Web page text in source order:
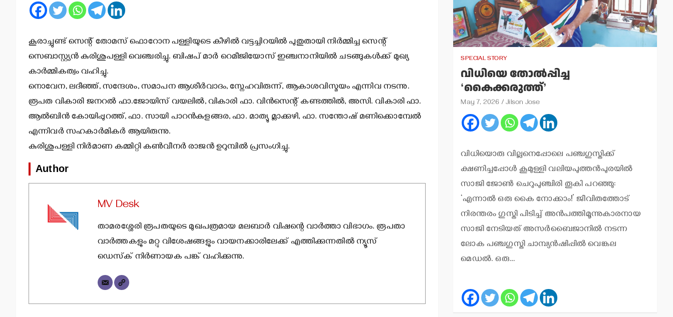
കൂരാച്ചുണ്ട് സെന്റ് തോമസ് ഫൊറോന പള്ളിയുടെ കീഴില്‍ വട്ടച്ചിറയില്‍ പുതുതായി നിര്‍മ്മിച്ച സെന്റ്
സെബാസ്റ്റ്യന്‍ കുരിശുപള്ളി വെഞ്ചരിച്ചു. ബിഷപ് മാര്‍ റെമീജിയോസ് ഇഞ്ചനാനിയില്‍ ചടങ്ങുകള്‍ക്ക് മുഖ്യ
കാര്‍മ്മികത്വം വഹിച്ചു.
നൊവേന, ലദീഞ്ഞ്, സന്ദേശം, സമാപന ആശീര്‍വാദം, സ്നേഹവിരുന്ന്, ആകാശവിസ്മയം എന്നിവ നടന്നു.
രൂപത വികാരി ജനറല്‍ ഫാ.ജോയിസ് വയലില്‍, വികാരി ഫാ. വിന്‍സെന്റ് കണ്ടത്തില്‍, അസി. വികാരി ഫാ.
ആല്‍ബിന്‍ കോയിപ്പുറത്ത്, ഫാ. സായി പാറന്‍കുളങ്ങര, ഫാ. മാത്യു മ്ലാക്കുഴി, ഫാ. സന്തോഷ് മണിക്കൊമ്പേല്‍
എന്നിവര്‍ സഹകാര്‍മികര്‍ ആയിരുന്നു.
കുരിശുപള്ളി നിര്‍മാണ കമ്മിറ്റി കണ്‍വീനര്‍ രാജന്‍ ഉറുമ്പില്‍ പ്രസംഗിച്ചു.
Author
MV Desk
താമരശ്ശേരി രൂപതയുടെ മുഖപത്രമായ മലബാര്‍ വിഷന്റെ വാര്‍ത്താ വിഭാഗം. രൂപതാ
വാര്‍ത്തകളും മറ്റു വിശേഷങ്ങളും വായനക്കാരിലേക്ക് എത്തിക്കുന്നതില്‍ ന്യൂസ്
ഡെസ്‌ക് നിര്‍ണായക പങ്ക് വഹിക്കുന്നു.
SPECIAL STORY
വിധിയെ തോല്‍പ്പിച്ച
‘കൈക്കരുത്ത്’
May 7, 2026 Jilson Jose
വിധിയൊരു വില്ലനെപ്പോലെ പഞ്ചഗുസ്തിക്ക്
ക്ഷണിച്ചപ്പോള്‍ കൂമുള്ളി വലിയപുത്തന്‍പുരയില്‍
സാജി ജോണ്‍ ചെറുപുഞ്ചിരി തൂകി പറഞ്ഞു:
‘എന്നാല്‍ ഒരു കൈ നോക്കാം!’ ജീവിതത്തോട്
നിരന്തരം ഗുസ്തി പിടിച്ച് അന്‍പത്തിമൂന്നുകാരനായ
സാജി നേടിയത് അസര്‍ബൈജാനില്‍ നടന്ന
ലോക പഞ്ചഗുസ്തി ചാമ്പ്യന്‍ഷിപ്പില്‍ വെങ്കല
മെഡല്‍. ഒരു…